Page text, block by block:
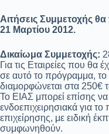
Αιτήσεις Συμμετοχής θα
21 Μαρτίου 2012.
Δικαίωμα Συμμετοχής:
Για τις Εταιρείες που
σε αυτό το πρόγραμμα, το
διαμορφώνεται στα 250€
Το ΕΙΑΣ μπορεί επίσης
ενδοεπιχειρησιακά για
επιχείρησης, με ειδική
συμφωνηθούν.